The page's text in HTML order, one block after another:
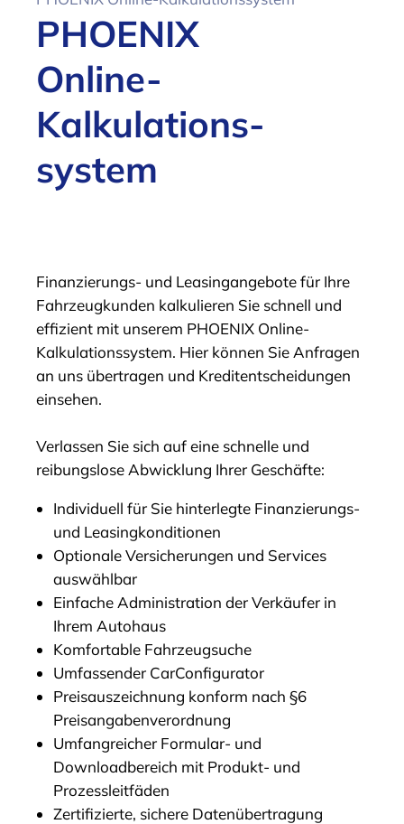
PHOENIX
Online-
Kalkulations­
system
Finanzierungs- und Leasingangebote für Ihre
Fahrzeugkunden kalkulieren Sie schnell und
effizient mit unserem PHOENIX Online-
Kalkulationssystem. Hier können Sie Anfragen
an uns übertragen und Kreditentscheidungen
einsehen.
Verlassen Sie sich auf eine schnelle und
reibungslose Abwicklung Ihrer Geschäfte:
Individuell für Sie hinterlegte Finanzierungs-
und Leasing­konditionen
Optionale Versicherungen und Services
auswählbar
Einfache Administration der Verkäufer in
Ihrem Autohaus
Komfortable Fahrzeugsuche
Umfassender CarConfigurator
Preisauszeichnung konform nach §6
Preisangabenverordnung
Umfangreicher Formular- und
Downloadbereich mit Produkt- und
Prozessleitfäden
Zertifizierte, sichere Daten­übertragung